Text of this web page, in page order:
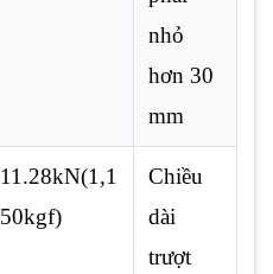
nhỏ
hơn 30
mm
11.28kN(1,1
50kgf)
Chiều
dài
trượt